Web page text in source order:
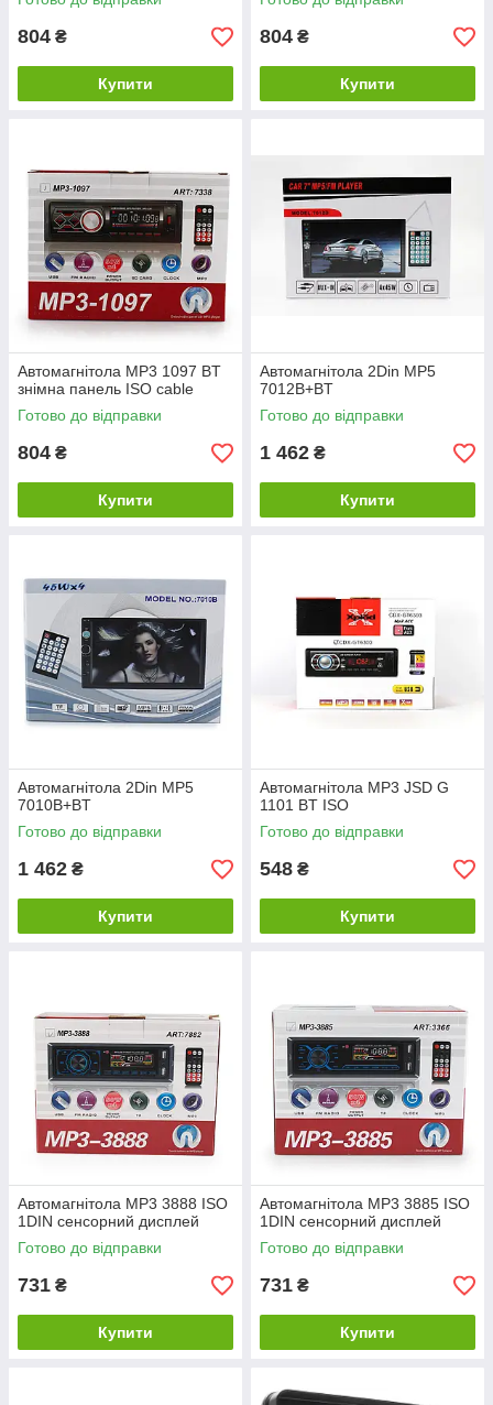
804 ₴
Купити
804 ₴
Купити
Автомагнітола MP3 1097 BT
знімна панель ISO cable
Готово до відправки
804 ₴
Купити
Автомагнітола 2Din MP5
7012B+BT
Готово до відправки
1 462 ₴
Купити
Автомагнітола 2Din MP5
7010B+BT
Готово до відправки
1 462 ₴
Купити
Автомагнітола MP3 JSD G
1101 BT ISO
Готово до відправки
548 ₴
Купити
Автомагнітола MP3 3888 ISO
1DIN сенсорний дисплей
Готово до відправки
731 ₴
Купити
Автомагнітола MP3 3885 ISO
1DIN сенсорний дисплей
Готово до відправки
731 ₴
Купити